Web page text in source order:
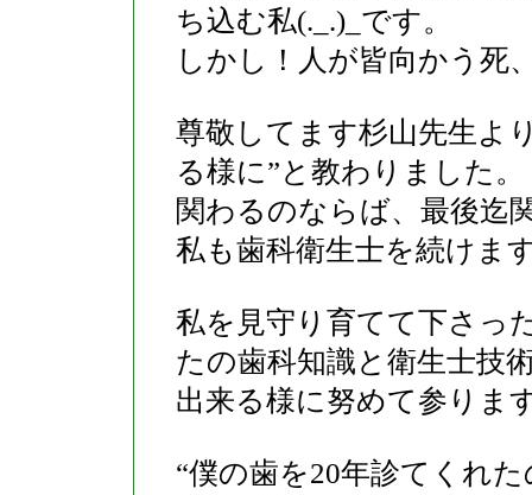
ち込む私(._.)_です。
しかし！人が皆向かう死
尊敬してます杉山先生よ
る様に”と教わりました。
関わるのならば、最後迄
私も歯科衛生士を続けま
私を見守り育てて下さっ
たの歯科知識と衛生士技
出来る様に努めて参りま
“僕の歯を20年診てくれ